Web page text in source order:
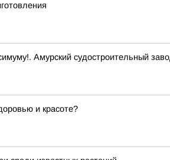
Амурский судостроительный
и красоте?